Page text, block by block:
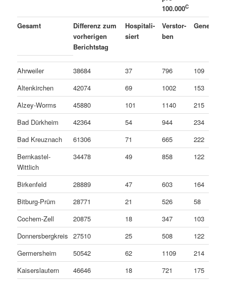
100.000C
Gesamt
Differenz zum
vorherigen
Berichtstag
Hospitali-
siert
Verstor-
ben
Genesen
Ahrweiler 38684 37 796
109
Altenkirchen
42074 69 1002
153
Alzey-Worms
45880 101 1140
215
Bad Dürkheim
42364 54 944
234
Bad Kreuznach
61306 71 665
222
Bernkastel-
Wittlich
34478 49 858 122
Birkenfeld 28889 47 603
164
Bitburg-Prüm
28771 21 526
58
Cochem-Zell
20875 18 347
103
Donnersbergkreis 27510 25 508
122
Germersheim
50542 62 1109
214
Kaiserslautern
46646 18 721
175